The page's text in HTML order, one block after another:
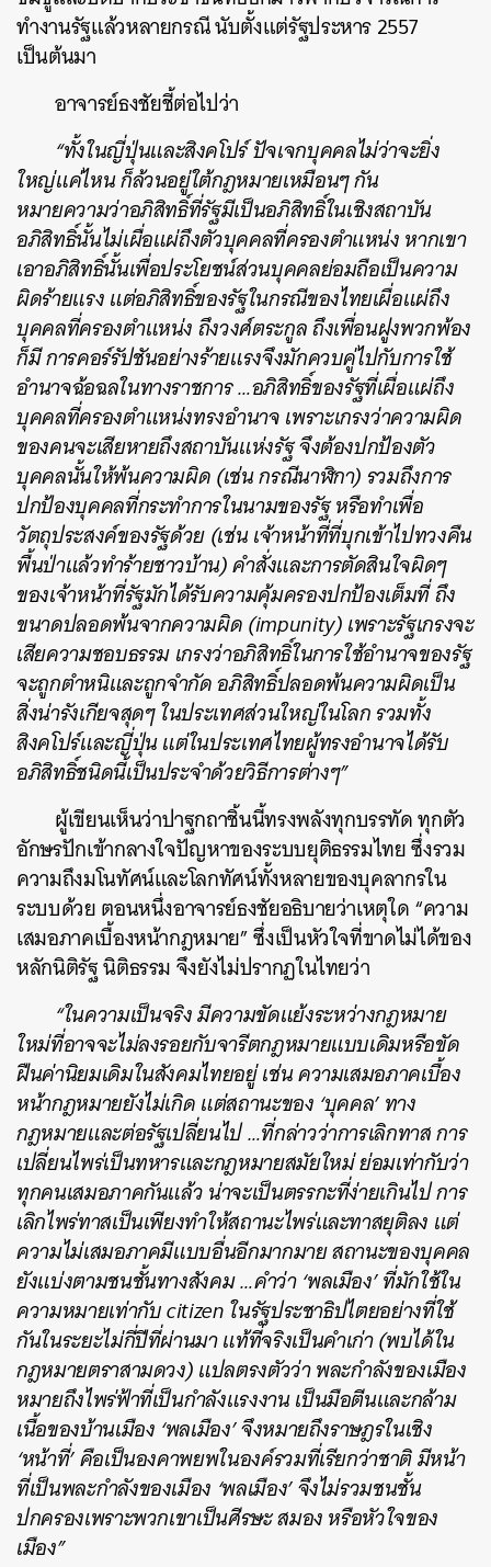
ทำงานรัฐแล้วหลายกรณี นับตั้งแต่รัฐประหาร 2557
เป็นต้นมา
อาจารย์ธงชัยชี้ต่อไปว่า
“ทั้งในญี่ปุ่นและสิงคโปร์ ปัจเจกบุคคลไม่ว่าจะยิ่ง
ใหญ่แค่ไหน ก็ล้วนอยู่ใต้กฎหมายเหมือนๆ กัน
หมายความว่าอภิสิทธิ์ที่รัฐมีเป็นอภิสิทธิ์ในเชิงสถาบัน
อภิสิทธิ์นั้นไม่เผื่อแผ่ถึงตัวบุคคลที่ครองตำแหน่งหากเขา
เอาอภิสิทธิ์นั้นเพื่อประโยชน์ส่วนบุคคลย่อมถือเป็นความ
ผิดร้ายแรง แต่อภิสิทธิ์ของรัฐในกรณีของไทยเผื่อแผ่ถึง
บุคคลที่ครองตำแหน่ง ถึงวงศ์ตระกูล ถึงเพื่อนฝูงพวกพ้อง
ก็มี การคอร์รัปชันอย่างร้ายแรงจึงมักควบคู่ไปกับการใช้
อำนาจฉ้อฉลในทางราชการ …อภิสิทธิ์ของรัฐที่เผื่อแผ่ถึง
บุคคลที่ครองตำแหน่งทรงอำนาจ เพราะเกรงว่าความผิด
ของคนจะเสียหายถึงสถาบันแห่งรัฐ จึงต้องปกป้องตัว
บุคคลนั้นให้พ้นความผิด (เช่น กรณีนาฬิกา) รวมถึงการ
ปกป้องบุคคลที่กระทำการในนามของรัฐ หรือทำเพื่อ
วัตถุประสงค์ของรัฐด้วย (เช่น เจ้าหน้าที่ที่บุกเข้าไปทวงคืน
พื้นป่าแล้วทำร้ายชาวบ้าน) คำสั่งและการตัดสินใจผิดๆ
ของเจ้าหน้าที่รัฐมักได้รับความคุ้มครองปกป้องเต็มที่ ถึง
ขนาดปลอดพ้นจากความผิด (impunity) เพราะรัฐเกรงจะ
เสียความชอบธรรม เกรงว่าอภิสิทธิ์ในการใช้อำนาจของรัฐ
จะถูกตำหนิและถูกจำกัด อภิสิทธิ์ปลอดพ้นความผิดเป็น
สิ่งน่ารังเกียจสุดๆ ในประเทศส่วนใหญ่ในโลก รวมทั้ง
สิงคโปร์และญี่ปุ่น แต่ในประเทศไทยผู้ทรงอำนาจได้รับ
อภิสิทธิ์ชนิดนี้เป็นประจำด้วยวิธีการต่างๆ”
ผู้เขียนเห็นว่าปาฐกถาชิ้นนี้ทรงพลังทุกบรรทัด ทุกตัว
อักษรปักเข้ากลางใจปัญหาของระบบยุติธรรมไทย ซึ่งรวม
ความถึงมโนทัศน์และโลกทัศน์ทั้งหลายของบุคลากรใน
ระบบด้วย ตอนหนึ่งอาจารย์ธงชัยอธิบายว่าเหตุใด “ความ
เสมอภาคเบื้องหน้ากฎหมาย” ซึ่งเป็นหัวใจที่ขาดไม่ได้ของ
หลักนิติรัฐ นิติธรรม จึงยังไม่ปรากฏในไทยว่า
“ในความเป็นจริง มีความขัดแย้งระหว่างกฎหมาย
ใหม่ที่อาจจะไม่ลงรอยกับจารีตกฎหมายแบบเดิมหรือขัด
ฝืนค่านิยมเดิมในสังคมไทยอยู่ เช่น ความเสมอภาคเบื้อง
หน้ากฎหมายยังไม่เกิด แต่สถานะของ ‘บุคคล’ ทาง
กฎหมายและต่อรัฐเปลี่ยนไป …ที่กล่าวว่าการเลิกทาส การ
เปลี่ยนไพร่เป็นทหารและกฎหมายสมัยใหม่ ย่อมเท่ากับว่า
ทุกคนเสมอภาคกันแล้ว น่าจะเป็นตรรกะที่ง่ายเกินไป การ
เลิกไพร่ทาสเป็นเพียงทำให้สถานะไพร่และทาสยุติลง แต่
ความไม่เสมอภาคมีแบบอื่นอีกมากมาย สถานะของบุคคล
ยังแบ่งตามชนชั้นทางสังคม …คำว่า ‘พลเมือง’ ที่มักใช้ใน
ความหมายเท่ากับ citizen ในรัฐประชาธิปไตยอย่างที่ใช้
กันในระยะไม่กี่ปีที่ผ่านมา แท้ที่จริงเป็นคำเก่า (พบได้ใน
กฎหมายตราสามดวง) แปลตรงตัวว่า พละกำลังของเมือง
หมายถึงไพร่ฟ้าที่เป็นกำลังแรงงาน เป็นมือตีนและกล้าม
เนื้อของบ้านเมือง ‘พลเมือง’ จึงหมายถึงราษฎรในเชิง
‘หน้าที่’ คือเป็นองคาพยพในองค์รวมที่เรียกว่าชาติ มีหน้า
ที่เป็นพละกำลังของเมือง ‘พลเมือง’ จึงไม่รวมชนชั้น
ปกครองเพราะพวกเขาเป็นศีรษะ สมอง หรือหัวใจของ
เมือง”